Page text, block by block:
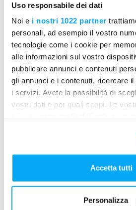
Uso responsabile dei dati
Noi e i nostri 1022 partner
personali, ad esempio il vostro
tecnologie come i cookie per
alle informazioni sul vostro
pubblicare annunci e contenuti
gli annunci e i contenuti, ricercare
i servizi. Avete la possibilità di
vostri dati e per quali scopi. Le
modificare o revocare il proprio
momento dalla Dichiarazione sui
sull'icona di attivazione della privacy.
Con il tuo consenso, vorremmo
raccogliere informazioni
Accetta tutti
Personalizza
de Mela, con detalles sobre la
fotos y notas en el diario de
el reporte de intervención. Al
la ODL se cierra y el sistema
automáticamente el informe en
informe se envía
para su archivo.